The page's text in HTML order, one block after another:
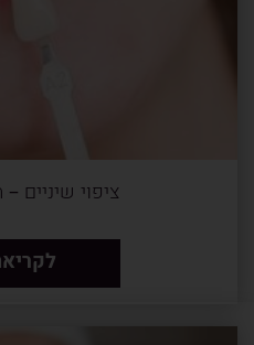
ציפוי שיניים